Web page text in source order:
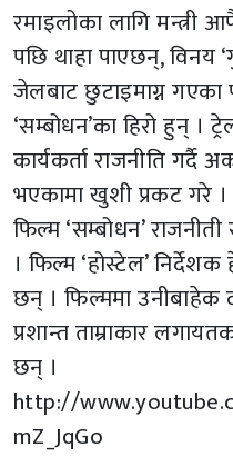
रमाइलोका लागि मन्त्री
पछि थाहा पाएछन्, विनय
जेलबाट छुटाइमाग्न गएका
‘सम्बोधन’का हिरो हुन् ।
कार्यकर्ता राजनीति गर्दै
भएकामा खुशी प्रकट गरे ।
फिल्म ‘सम्बोधन’
। फिल्म ‘होस्टेल’
छन् । फिल्ममा उनीबाहेक
प्रशान्त ताम्राकार
छन् ।
http://
mZ_JqGo